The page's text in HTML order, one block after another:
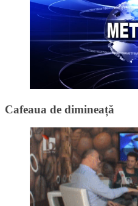
Cafeaua de dimineață